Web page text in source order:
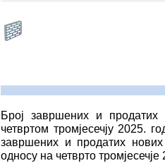
Број завршених и
четвртом тромјесечју 2025.
завршених и продатих
односу на четвртo